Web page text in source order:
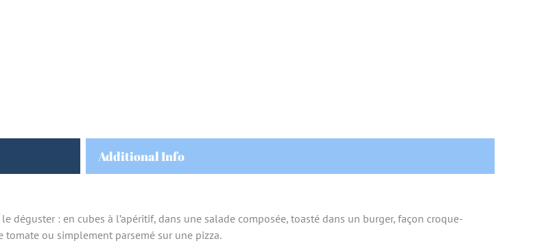
Additional Info
déguster : en cubes à l’apéritif, dans une salade composée, toasté dans un burger, façon croque-
ou simplement parsemé sur une pizza.